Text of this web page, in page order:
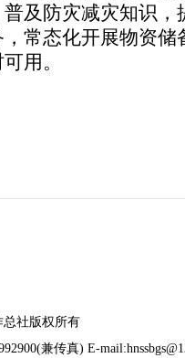
及防灾减灾知识
常态化开展物资
用。
总社版权所有
兼传真) E-